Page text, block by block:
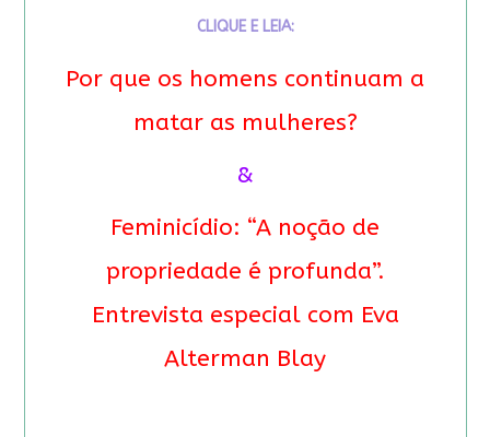
CLIQUE E LEIA:
Por que os homens continuam a
matar as mulheres?
&
Feminicídio: “A noção de
propriedade é profunda”.
Entrevista especial com Eva
Alterman Blay